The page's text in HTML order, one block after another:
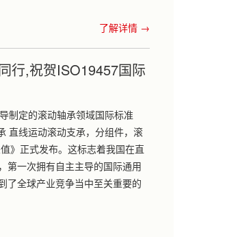
了解详情 →
行,祝贺ISO19457国际
制定的滚动轴承领域国际标准
直线运动滚动支承，分组件，滚
》正式发布。这标志着我国在直
第一次拥有自主主导的国际通用
了全球产业竞争当中至关重要的